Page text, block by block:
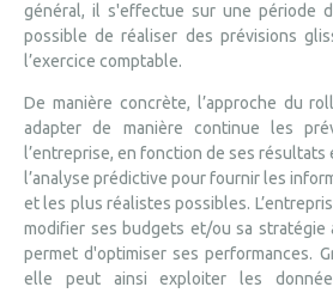
général, il s'effectue sur une période
possible de réaliser des prévisions
l’exercice comptable.
De manière concrète, l’approche du
adapter de manière continue les
l’entreprise, en fonction de ses
l’analyse prédictive pour fournir les
et les plus réalistes possibles.
modifier ses budgets et/ou sa stratégie
permet d'optimiser ses performances.
elle peut ainsi exploiter les